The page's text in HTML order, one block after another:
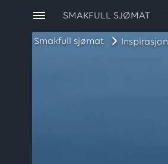
Smakfull sjømat Inspirasjon
SMAKFULL SJØMAT